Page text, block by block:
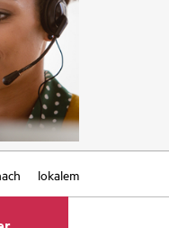
lokalem